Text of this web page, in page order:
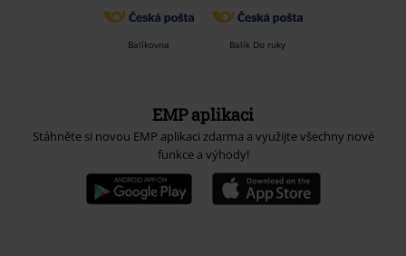
Balíkovna Balík Do ruky
EMP aplikaci
Stáhněte si novou EMP aplikaci zdarma a využijte všechny nové
funkce a výhody!